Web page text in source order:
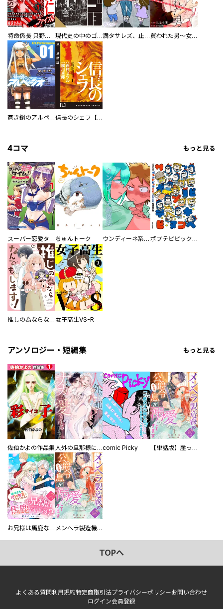
特命係長 只野仁ファイナル 愛蔵版 現代史の中のゴルゴ13 満タサレズ、止メラレズ 買われた男～女性限定快感セラピスト～【描き下ろしおまけ付き特装版】
蒼き鋼のアルペジオ 信長のシェフ【単話版】
4コマ もっと見る
スーパー恋愛タイム！～現場でドＳな彼女は自宅でデレる～ ちゅんトーク ウンディーネ系彼氏 ポプテピピック SEASON EIGHT
推しの為ならなんでもします！ 女子高生VS-R
アンソロジー・短編集 もっと見る
佐伯かよの作品集 人外の旦那様に娶られ毎晩ナカまで愛される…。アンソロジーcomic Picky 【単話版】崖っぷち令嬢ですが、意地と策略で幸せになります！シリーズ
お兄様は馬鹿なんですか？～地味王女は婚約破棄に巻き込まれる～ メンヘラ製造機の公爵令息（過保護）が溺愛してきます
TOPへ
よくある質問利用規約特定商取引法プライバシーポリシーお問い合わせ
ログイン会員登録